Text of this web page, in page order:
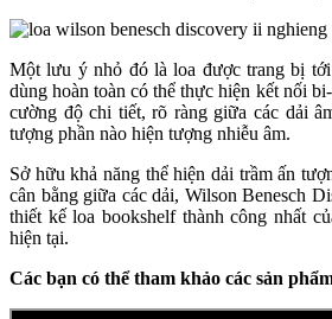
Một lưu ý nhỏ đó là loa được trang bị
dùng hoàn toàn có thể thực hiện kết nối
cường độ chi tiết, rõ ràng giữa các dải
tượng phần nào hiện tượng nhiễu âm.
Sở hữu khả năng thể hiện dải trầm ấn
cân bằng giữa các dải, Wilson Benesch
thiết kế loa bookshelf thành công nhất
hiện tại.
Các bạn có thể tham khảo các sản